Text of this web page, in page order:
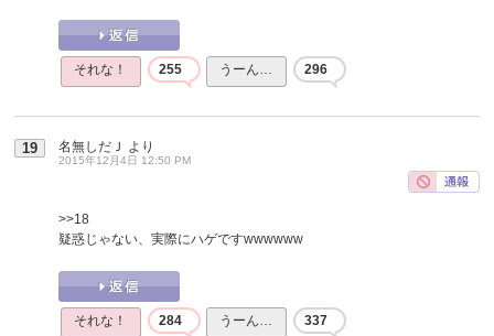
それな！ 255 うーん… 296
19 名無しだＪ より
2015年12月4日 12:50 PM
>>18
疑惑じゃない、実際にハゲですwwwwww
それな！ 284 うーん… 337